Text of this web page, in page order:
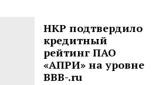
НКР подтвердило
кредитный
рейтинг ПАО
«АПРИ» на уровне
BBB-.ru